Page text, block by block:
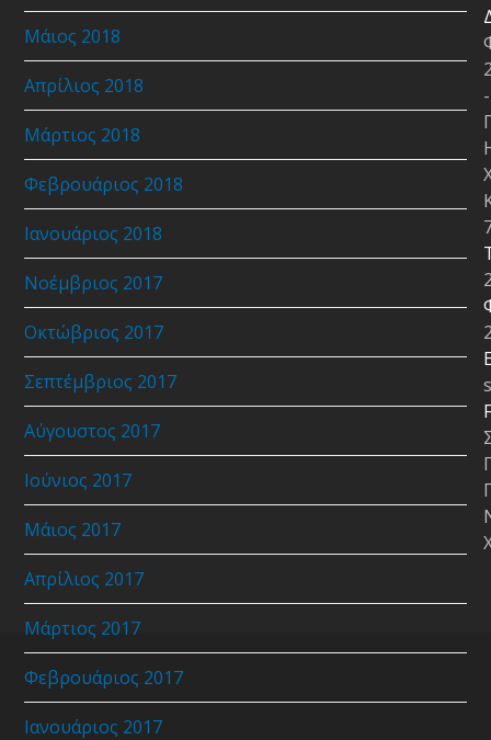
Μάιος 2018
Απρίλιος 2018
Μάρτιος 2018
Φεβρουάριος 2018
Ιανουάριος 2018
Νοέμβριος 2017
Οκτώβριος 2017
Σεπτέμβριος 2017
Αύγουστος 2017
Ιούνιος 2017
Μάιος 2017
Απρίλιος 2017
Μάρτιος 2017
Φεβρουάριος 2017
Ιανουάριος 2017
-